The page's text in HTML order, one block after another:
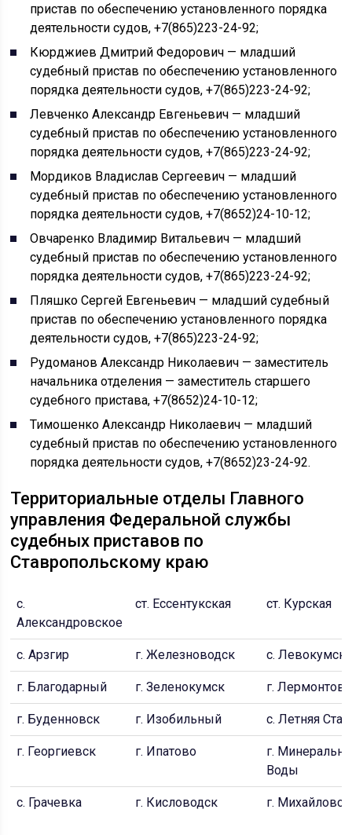
пристав по обеспечению установленного порядка
деятельности судов, +7(865)223-24-92;
Кюрджиев Дмитрий Федорович — младший
судебный пристав по обеспечению установленного
порядка деятельности судов, +7(865)223-24-92;
Левченко Александр Евгеньевич — младший
судебный пристав по обеспечению установленного
порядка деятельности судов, +7(865)223-24-92;
Мордиков Владислав Сергеевич — младший
судебный пристав по обеспечению установленного
порядка деятельности судов, +7(8652)24-10-12;
Овчаренко Владимир Витальевич — младший
судебный пристав по обеспечению установленного
порядка деятельности судов, +7(865)223-24-92;
Пляшко Сергей Евгеньевич — младший судебный
пристав по обеспечению установленного порядка
деятельности судов, +7(865)223-24-92;
Рудоманов Александр Николаевич — заместитель
начальника отделения — заместитель старшего
судебного пристава, +7(8652)24-10-12;
Тимошенко Александр Николаевич — младший
судебный пристав по обеспечению установленного
порядка деятельности судов, +7(8652)23-24-92.
Территориальные отделы Главного
управления Федеральной службы
судебных приставов по
Ставропольскому краю
с.
Александровское
ст. Ессентукская ст. Курская
с. Арзгир г. Железноводск с.
г. Благодарный г. Зеленокумск г. Лермонтов
г. Буденновск г. Изобильный с. Летняя
г. Георгиевск г. Ипатово
г.
Воды
с. Грачевка г. Кисловодск г. Михайловск